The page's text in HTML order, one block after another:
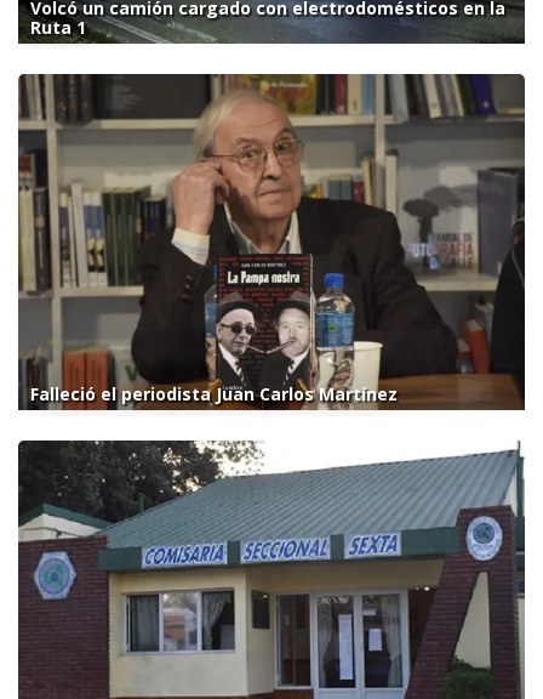
Volcó un camión cargado con electrodomésticos en la
Ruta 1
Falleció el periodista Juan Carlos Martínez